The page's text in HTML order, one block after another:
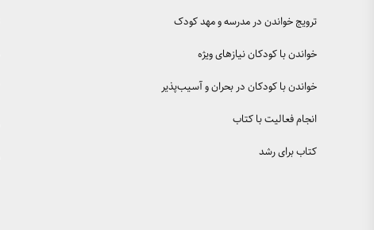
ترویج خواندن در مدرسه و مهد کودک
خواندن با کودکان نیازهای ویژه
خواندن با کودکان در بحران و آسیب‌پذیر
انجام فعالیت با کتاب
کتاب برای رشد